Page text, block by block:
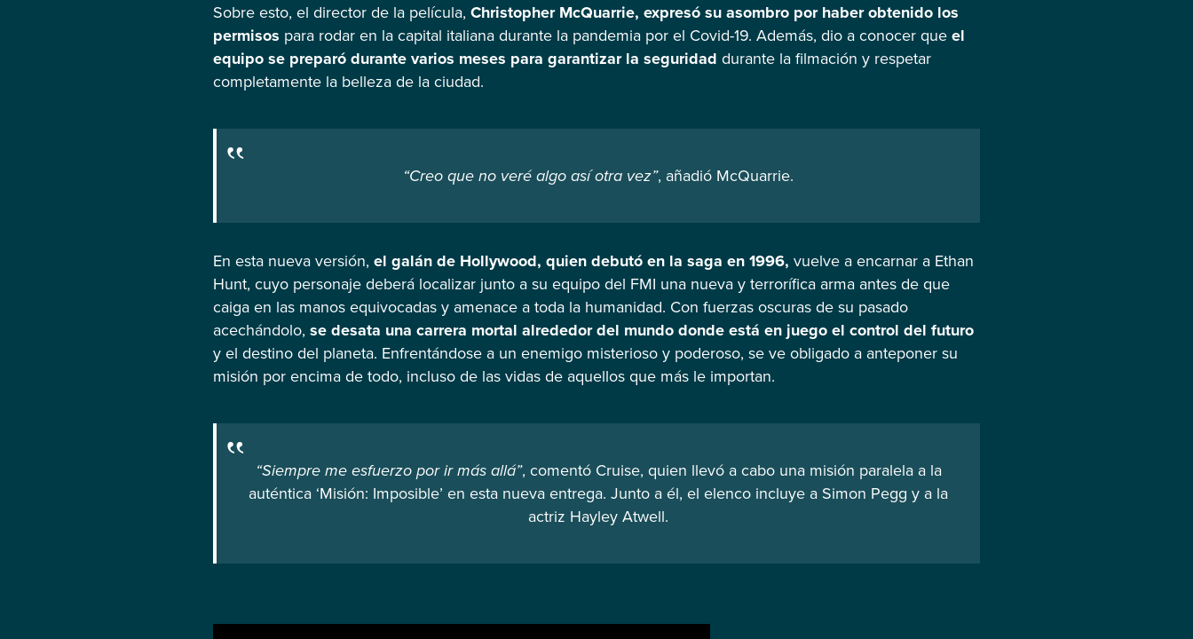
Sobre esto, el director de la película, Christopher McQuarrie, expresó su asombro por haber obtenido los
permisos para rodar en la capital italiana durante la pandemia por el Covid-19. Además, dio a conocer que el
equipo se preparó durante varios meses para garantizar la seguridad durante la filmación y respetar
completamente la belleza de la ciudad.
“Creo que no veré algo así otra vez”, añadió McQuarrie.
En esta nueva versión, el galán de Hollywood, quien debutó en la saga en 1996, vuelve a encarnar a Ethan
Hunt, cuyo personaje deberá localizar junto a su equipo del FMI una nueva y terrorífica arma antes de que
caiga en las manos equivocadas y amenace a toda la humanidad. Con fuerzas oscuras de su pasado
acechándolo, se desata una carrera mortal alrededor del mundo donde está en juego el control del futuro
y el destino del planeta. Enfrentándose a un enemigo misterioso y poderoso, se ve obligado a anteponer su
misión por encima de todo, incluso de las vidas de aquellos que más le importan.
“Siempre me esfuerzo por ir más allá”, comentó Cruise, quien llevó a cabo una misión paralela a la
auténtica ‘Misión: Imposible’ en esta nueva entrega. Junto a él, el elenco incluye a Simon Pegg y a la
actriz Hayley Atwell.